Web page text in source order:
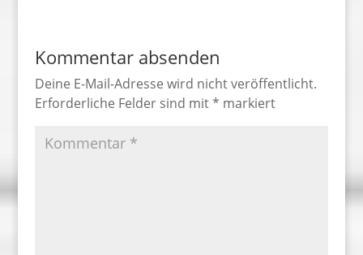
Kommentar absenden
Deine E-Mail-Adresse wird nicht veröffentlicht.
Erforderliche Felder sind mit* markiert